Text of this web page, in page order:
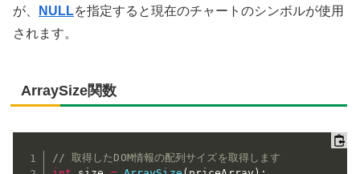
が、
NULLを指定すると現在のチャートのシンボルが使用
されます。
ArraySize関数
// 取得したDOM情報の配列サイズを取得します